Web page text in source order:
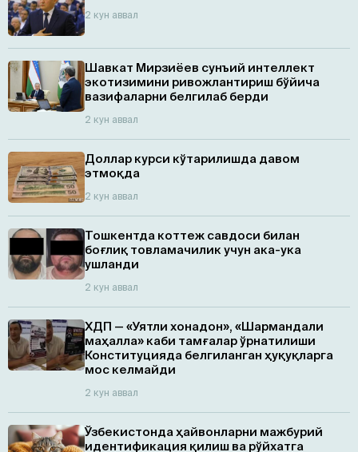
2 кун аввал
Шавкат Мирзиёев сунъий интеллект
экотизимини ривожлантириш бўйича
вазифаларни белгилаб берди
2 кун аввал
Доллар курси кўтарилишда давом
этмоқда
2 кун аввал
Тошкентда коттеж савдоси билан
боғлиқ товламачилик учун ака-ука
ушланди
2 кун аввал
ХДП — «Уятли хонадон», «Шармандали
маҳалла» каби тамғалар ўрнатилиши
Конституцияда белгиланган ҳуқуқларга
мос келмайди
2 кун аввал
Ўзбекистонда ҳайвонларни мажбурий
идентификация қилиш ва рўйхатга